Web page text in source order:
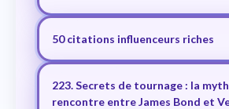
50 citations influenceurs riches
223. Secrets de tournage : la
rencontre entre James Bond et